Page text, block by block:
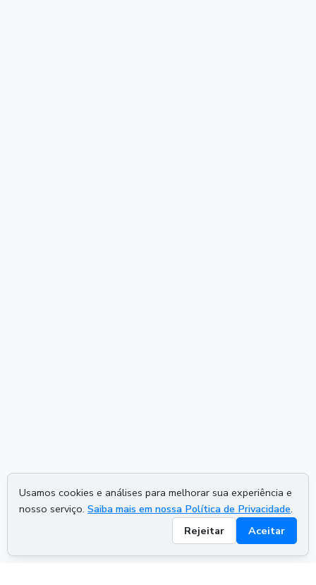
Usamos cookies e análises para melhorar sua experiência e
nosso serviço. Saiba mais em nossa Política de Privacidade.
Rejeitar
Aceitar